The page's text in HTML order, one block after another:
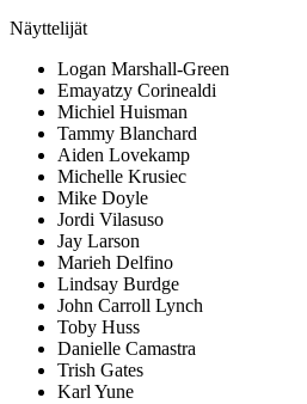
Näyttelijät
Logan Marshall-Green
Emayatzy Corinealdi
Michiel Huisman
Tammy Blanchard
Aiden Lovekamp
Michelle Krusiec
Mike Doyle
Jordi Vilasuso
Jay Larson
Marieh Delfino
Lindsay Burdge
John Carroll Lynch
Toby Huss
Danielle Camastra
Trish Gates
Karl Yune